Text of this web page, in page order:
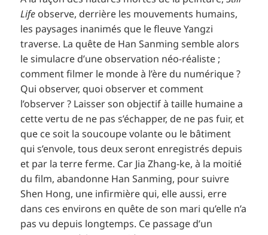
Life observe, derrière les mouvements humains,
les paysages inanimés que le fleuve Yangzi
traverse. La quête de Han Sanming semble alors
le simulacre d’une observation néo-réaliste ;
comment filmer le monde à l’ère du numérique ?
Qui observer, quoi observer et comment
l’observer ? Laisser son objectif à taille humaine a
cette vertu de ne pas s’échapper, de ne pas fuir, et
que ce soit la soucoupe volante ou le bâtiment
qui s’envole, tous deux seront enregistrés depuis
et par la terre ferme. Car Jia Zhang-ke, à la moitié
du film, abandonne Han Sanming, pour suivre
Shen Hong, une infirmière qui, elle aussi, erre
dans ces environs en quête de son mari qu’elle n’a
pas vu depuis longtemps. Ce passage d’un